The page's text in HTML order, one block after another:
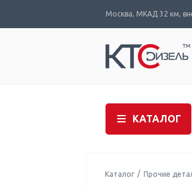
Москва, МКАД 32 км,
КАТАЛОГ
Каталог Прочие